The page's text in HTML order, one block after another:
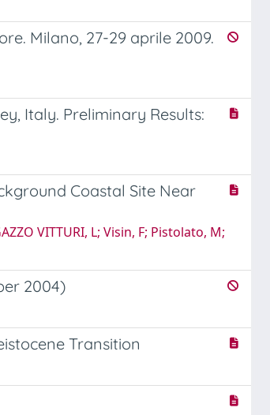
Milano, 27-29 aprile 2009.
Italy. Preliminary Results:
Coastal Site Near
VITTURI, L; Visin, F; Pistolato, M;
2004)
Transition